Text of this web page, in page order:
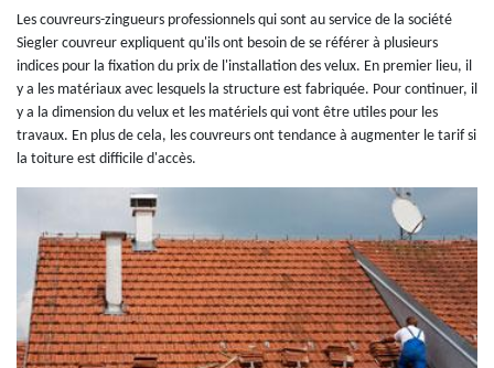
Les couvreurs-zingueurs professionnels qui sont au service de la société
Siegler couvreur expliquent qu'ils ont besoin de se référer à plusieurs
indices pour la fixation du prix de l'installation des velux. En premier lieu, il
y a les matériaux avec lesquels la structure est fabriquée. Pour continuer, il
y a la dimension du velux et les matériels qui vont être utiles pour les
travaux. En plus de cela, les couvreurs ont tendance à augmenter le tarif si
la toiture est difficile d'accès.